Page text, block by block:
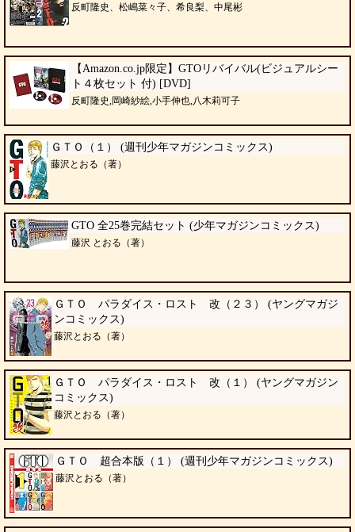
反町隆史、松嶋菜々子、希良梨、中尾彬
【Amazon.co.jp限定】GTOリバイバル(ビジュアルシー
ト４枚セット 付) [DVD]
反町隆史,岡崎紗絵,小手伸也,八木莉可子
ＧＴＯ（１） (週刊少年マガジンコミックス)
藤沢とおる（著）
GTO 全25巻完結セット (少年マガジンコミックス)
藤沢 とおる（著）
ＧＴＯ パラダイス・ロスト 改（２３） (ヤングマガジ
ンコミックス)
藤沢とおる（著）
ＧＴＯ パラダイス・ロスト 改（１） (ヤングマガジン
コミックス)
藤沢とおる（著）
ＧＴＯ 超合本版（１） (週刊少年マガジンコミックス)
藤沢とおる（著）